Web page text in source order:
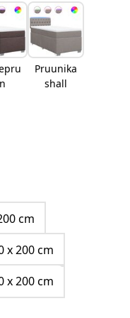
Pruunika
shall
cm
x 200 cm
x 200 cm